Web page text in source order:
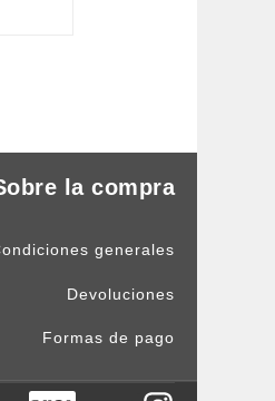
la compra
generales
Devoluciones
Formas de pago